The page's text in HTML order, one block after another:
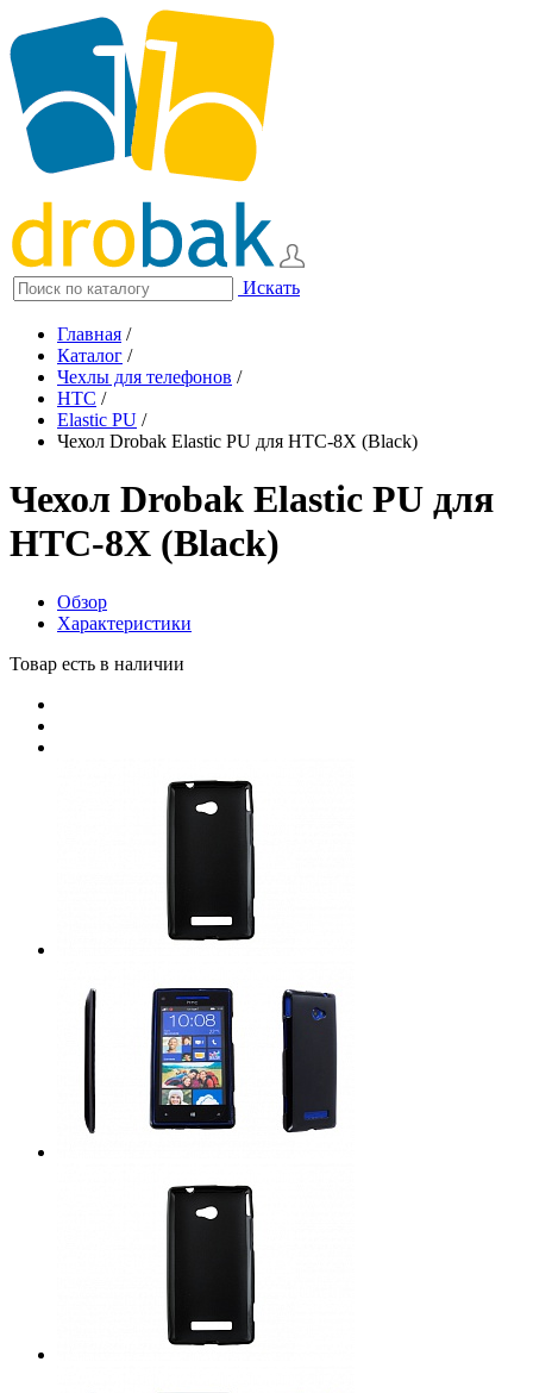
Искать
Главная /
Каталог /
Чехлы для телефонов /
HTC /
Elastic PU /
Чехол Drobak Elastic PU для HTC-8X (Black)
Чехол Drobak Elastic PU для
HTC-8X (Black)
Обзор
Характеристики
Товар есть в наличии